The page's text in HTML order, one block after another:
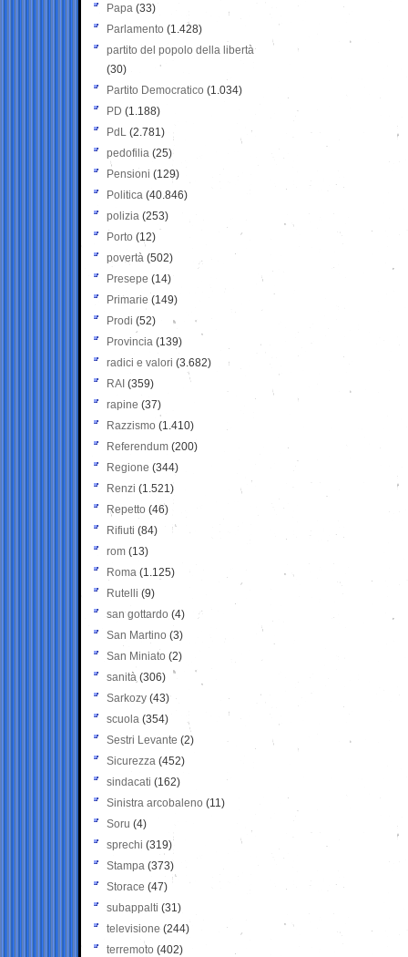
Papa (33)
Parlamento (1.428)
partito del popolo della libertà
(30)
Partito Democratico (1.034)
PD (1.188)
PdL (2.781)
pedofilia (25)
Pensioni (129)
Politica (40.846)
polizia (253)
Porto (12)
povertà (502)
Presepe (14)
Primarie (149)
Prodi (52)
Provincia (139)
radici e valori (3.682)
RAI (359)
rapine (37)
Razzismo (1.410)
Referendum (200)
Regione (344)
Renzi (1.521)
Repetto (46)
Rifiuti (84)
rom (13)
Roma (1.125)
Rutelli (9)
san gottardo (4)
San Martino (3)
San Miniato (2)
sanità (306)
Sarkozy (43)
scuola (354)
Sestri Levante (2)
Sicurezza (452)
sindacati (162)
Sinistra arcobaleno (11)
Soru (4)
sprechi (319)
Stampa (373)
Storace (47)
subappalti (31)
televisione(244)
terremoto (402)